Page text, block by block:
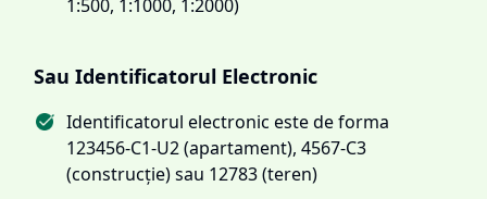
1:500, 1:1000, 1:2000)
Sau Identificatorul Electronic
Identificatorul electronic este de forma
123456-C1-U2 (apartament), 4567-C3
(construcție) sau 12783 (teren)